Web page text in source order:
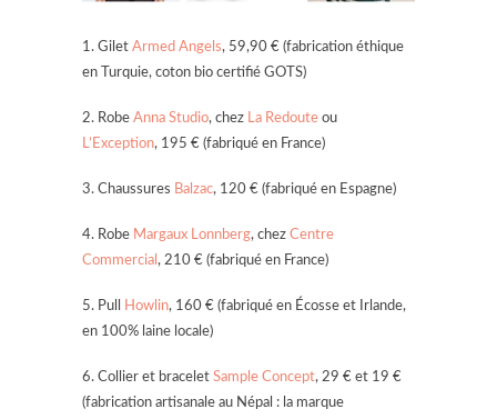
1. Gilet Armed Angels, 59,90 € (fabrication éthique
en Turquie, coton bio certifié GOTS)
2. Robe Anna Studio, chez La Redoute ou
L’Exception, 195 € (fabriqué en France)
3. Chaussures Balzac, 120 € (fabriqué en Espagne)
4. Robe Margaux Lonnberg, chez Centre
Commercial , 210 € (fabriqué en France)
5. Pull Howlin, 160 € (fabriqué en Écosse et Irlande,
en 100% laine locale)
6. Collier et bracelet Sample Concept, 29 € et 19 €
(fabrication artisanale au Népal : la marque